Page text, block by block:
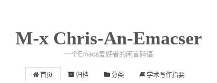
M-x Chris-An-Emacser
一个Emacs爱好者的闲言碎语
首页 归档 分类 学术写作指要